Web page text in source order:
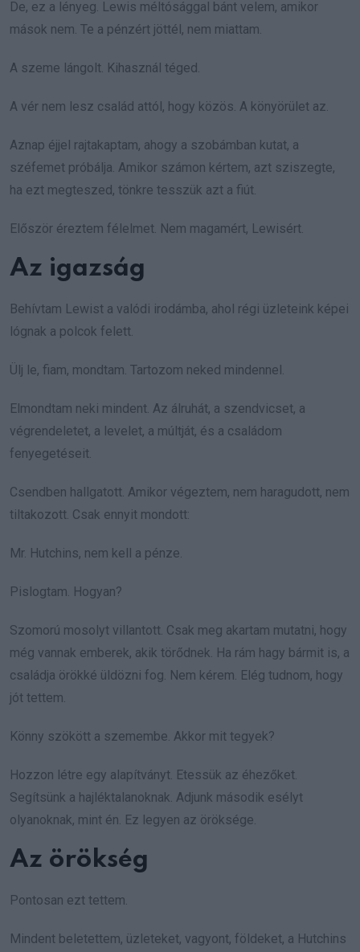
De, ez a lényeg. Lewis méltósággal bánt velem, amikor
mások nem. Te a pénzért jöttél, nem miattam.
A szeme lángolt. Kihasznál téged.
A vér nem lesz család attól, hogy közös. A könyörület az.
Aznap éjjel rajtakaptam, ahogy a szobámban kutat, a
széfemet próbálja. Amikor számon kértem, azt sziszegte,
ha ezt megteszed, tönkre tesszük azt a fiút.
Először éreztem félelmet. Nem magamért, Lewisért.
Az igazság
Behívtam Lewist a valódi irodámba, ahol régi üzleteink képei
lógnak a polcok felett.
Ülj le, fiam, mondtam. Tartozom neked mindennel.
Elmondtam neki mindent. Az álruhát, a szendvicset, a
végrendeletet, a levelet, a múltját, és a családom
fenyegetéseit.
Csendben hallgatott. Amikor végeztem, nem haragudott, nem
tiltakozott. Csak ennyit mondott:
Mr. Hutchins, nem kell a pénze.
Pislogtam. Hogyan?
Szomorú mosolyt villantott. Csak meg akartam mutatni, hogy
még vannak emberek, akik törődnek. Ha rám hagy bármit is, a
családja örökké üldözni fog. Nem kérem. Elég tudnom, hogy
jót tettem.
Könny szökött a szemembe. Akkor mit tegyek?
Hozzon létre egy alapítványt. Etessük az éhezőket.
Segítsünk a hajléktalanoknak. Adjunk második esélyt
olyanoknak, mint én. Ez legyen az öröksége.
Az örökség
Pontosan ezt tettem.
Mindent beletettem, üzleteket, vagyont, földeket, a Hutchins